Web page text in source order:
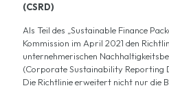
(CSRD)
Als Teil des „ Sustainable Finance
Kommission im April 2021 den
unternehmerischen
(Corporate Sustainability Reporting
Die Richtlinie erweitert nicht nur die